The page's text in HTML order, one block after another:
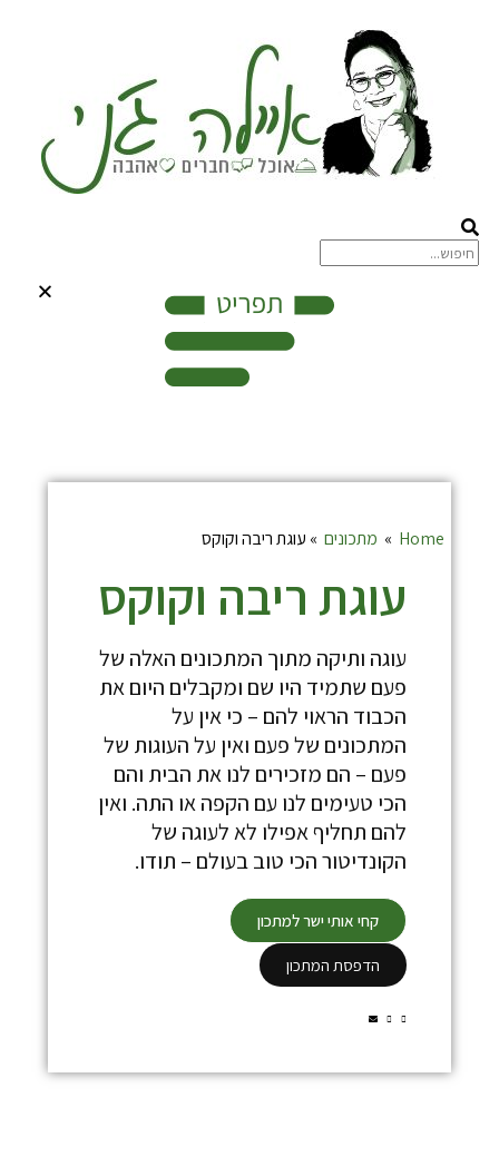
Home
» מתכונים » עוגת ריבה וקוקס
עוגת ריבה וקוקס
עוגה ותיקה מתוך המתכונים האלה של
פעם שתמיד היו שם ומקבלים היום את
הכבוד הראוי להם – כי אין על
המתכונים של פעם ואין על העוגות של
פעם – הם מזכירים לנו את הבית והם
הכי טעימים לנו עם הקפה או התה. ואין
להם תחליף אפילו לא לעוגה של
הקונדיטור הכי טוב בעולם – תודו.
קחי אותי ישר למתכון
הדפסת המתכון